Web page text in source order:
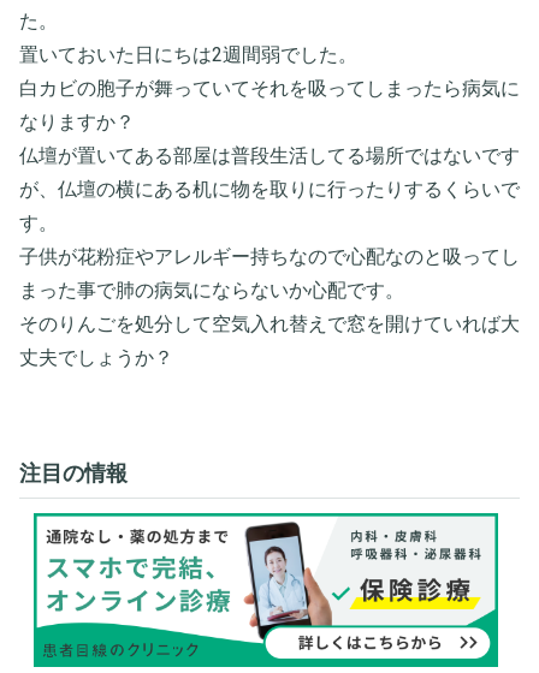
た。
置いておいた日にちは2週間弱でした。
白カビの胞子が舞っていてそれを吸ってしまったら病気に
なりますか？
仏壇が置いてある部屋は普段生活してる場所ではないです
が、仏壇の横にある机に物を取りに行ったりするくらいで
す。
子供が花粉症やアレルギー持ちなので心配なのと吸ってし
まった事で肺の病気にならないか心配です。
そのりんごを処分して空気入れ替えで窓を開けていれば大
丈夫でしょうか？
注目の情報